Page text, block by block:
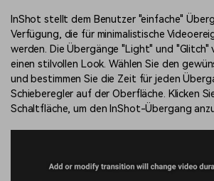
InShot stellt dem Benutzer "einfache"
Verfügung, die für minimalistische
werden. Die Übergänge "Light" und "Glitch"
einen stilvollen Look. Wählen Sie den
und bestimmen Sie die Zeit für jeden
Schieberegler auf der Oberfläche. Klicken
Schaltfläche, um den InShot-Übergang